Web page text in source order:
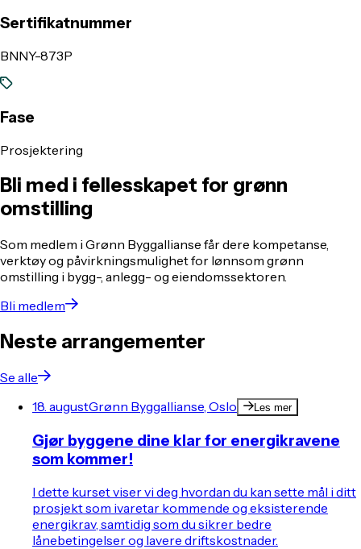
Sertifikatnummer
BNNY-873P
Fase
Prosjektering
Bli med i fellesskapet for grønn
omstilling
Som medlem i Grønn Byggallianse får dere kompetanse,
verktøy og påvirkningsmulighet for lønnsom grønn
omstilling i bygg-, anlegg- og eiendomssektoren.
Bli medlem
Neste arrangementer
Se alle
18. augustGrønn Byggallianse, Oslo Les mer
Gjør byggene dine klar for energikravene
som kommer!
I dette kurset viser vi deg hvordan du kan sette mål i ditt
prosjekt som ivaretar kommende og eksisterende
energikrav, samtidig som du sikrer bedre
lånebetingelser og lavere driftskostnader.